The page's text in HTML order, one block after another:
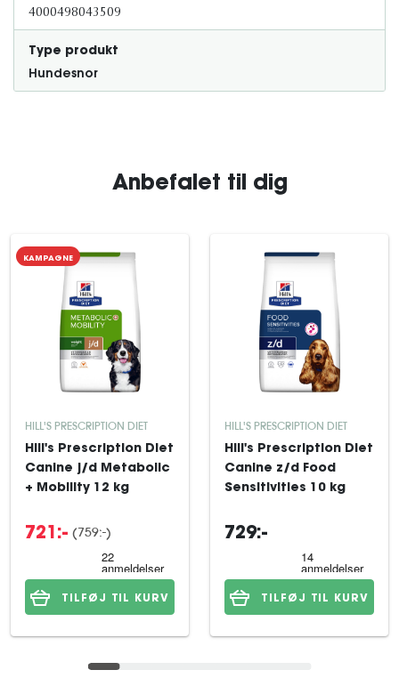
4000498043509
Type produkt
Hundesnor
Anbefalet til dig
KAMPAGNE
HILL'S PRESCRIPTION DIET
Hill's Prescription Diet
Canine j/d Metabolic
+ Mobility 12 kg
721:- (759:-)
TILFØJ TIL KURV
HILL'S PRESCRIPTION DIET
Hill's Prescription Diet
Canine z/d Food
Sensitivities 10 kg
729:-
TILFØJ TIL KURV